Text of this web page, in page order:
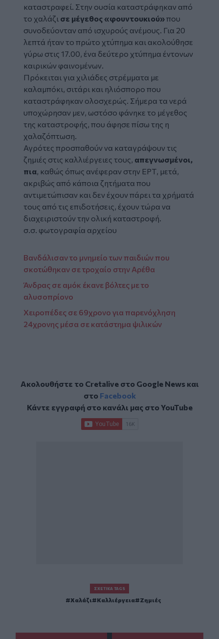
καταστραφεί. Στην ουσία καταστράφηκαν από
το χαλάζι σε μέγεθος «φουντουκιού»που
συνοδεύονταν από ισχυρούς ανέμους. Για 20
λεπτά ήταν το πρώτο χτύπημα και ακολούθησε
γύρω στις 17.00, ένα δεύτερο χτύπημα έντονων
καιρικών φαινομένων.
Πρόκειται για χιλιάδες στρέμματα με
καλαμπόκι, σιτάρι και ηλιόσπορο που
καταστράφηκαν ολοσχερώς. Σήμερα τα νερά
υποχώρησαν μεν, ωστόσο φάνηκε το μέγεθος
της καταστροφής, που άφησε πίσω της η
χαλαζόπτωση.
Αγρότες προσπαθούν να καταγράψουν τις
ζημιές στις καλλιέργειες τους, απεγνωσμένοι,
πια, καθώς όπως ανέφεραν στην ΕΡΤ, μετά,
ακριβώς από κάποια ζητήματα που
αντιμετώπισαν και δεν έχουν πάρει τα χρήματά
τους από τις επιδοτήσεις, έχουν τώρα να
διαχειριστούν την ολική καταστροφή.
σ.σ. φωτογραφία αρχείου
Βανδάλισαν το μνημείο των παιδιών που
σκοτώθηκαν σε τροχαίο στην Αρέθα
Άνδρας σε αμόκ έκανε βόλτες με το
αλυσοπρίονο
Χειροπέδες σε 69χρονο για παρενόχληση
24χρονης μέσα σε κατάστημα ψιλικών
Ακολουθήστε το Cretalive στο Google Newsκαι
στο Facebook
Κάντε εγγραφή στο κανάλι μας στοYouTube
ΣΧΕΤΙΚΆ TAGS
Χαλάζι Καλλιέργεια Ζημιές